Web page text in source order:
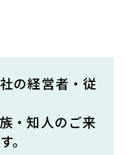
の経営者・従
・知人のご来
。